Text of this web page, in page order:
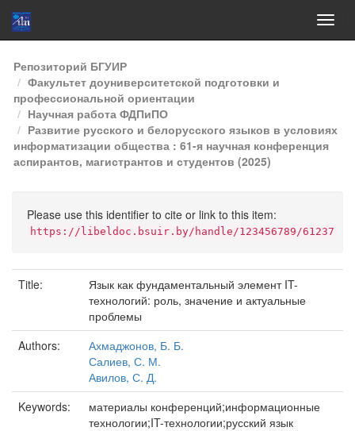
Skip
navigation
Репозиторий БГУИР
Факультет доуниверситетской подготовки и
профессиональной ориентации
Научная работа ФДПиПО
Развитие русского и белорусского языков в условиях
информатизации общества : 61-я научная конференция
аспирантов, магистрантов и студентов (2025)
Please use this identifier to cite or link to this item:
https://libeldoc.bsuir.by/handle/123456789/61237
Title:
Язык как фундаментальный элемент IT-
технологий: роль, значение и актуальные
проблемы
Authors:
Ахмаджонов, Б. Б.
Салиев, С. М.
Авилов, С. Д.
Keywords:
материалы конференций;информационные
технологии;IT-технологии;русский язык